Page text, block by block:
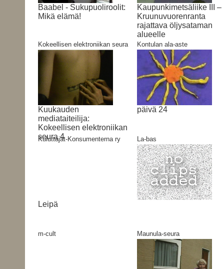
Baabel - Sukupuoliroolit:
Mikä elämä!
Kaupunkimetsäliike III –
Kruunuvuorenranta
rajattava öljysataman
alueelle
Kokeellisen elektroniikan seura
Kuukauden
mediataiteilija:
Kokeellisen elektroniikan
seura 4
Kontulan ala-aste
päivä 24
Kuluttajat-Konsumenterna ry
Leipä
La-bas
m-cult Maunula-seura